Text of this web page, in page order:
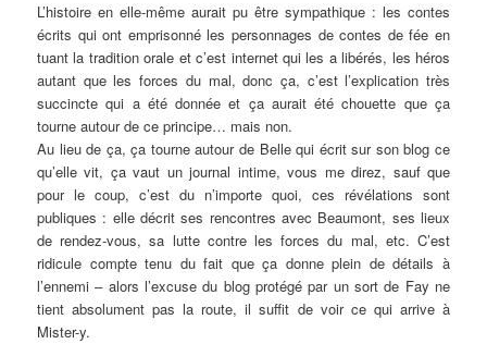
L’histoire en elle-même aurait pu être sympathique : les contes
écrits qui ont emprisonné les personnages de contes de fée en
tuant la tradition orale et c’est internet qui les a libérés, les héros
autant que les forces du mal, donc ça, c’est l’explication très
succincte qui a été donnée et ça aurait été chouette que ça
tourne autour de ce principe… mais non.
Au lieu de ça, ça tourne autour de Belle qui écrit sur son blog ce
qu’elle vit, ça vaut un journal intime, vous me direz, sauf que
pour le coup, c’est du n’importe quoi, ces révélations sont
publiques : elle décrit ses rencontres avec Beaumont, ses lieux
de rendez-vous, sa lutte contre les forces du mal, etc. C’est
ridicule compte tenu du fait que ça donne plein de détails à
l’ennemi – alors l’excuse du blog protégé par un sort de Fay ne
tient absolument pas la route, il suffit de voir ce qui arrive à
Mister-y.